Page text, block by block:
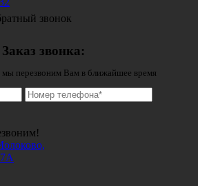
звонок
Заказ звонка:
мы перезвоним Вам в ближайшее время